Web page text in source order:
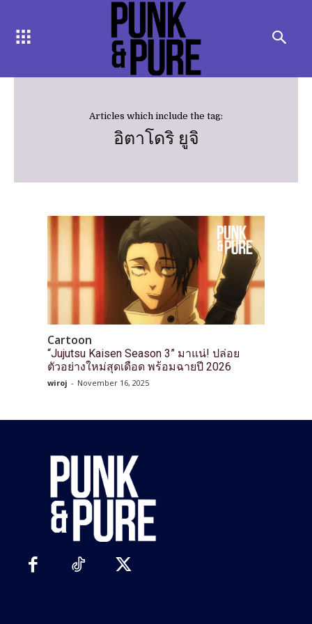
Articles which include the tag:
อิตาโดริ ยูจิ
Cartoon
“Jujutsu Kaisen Season 3” มาแน่! ปล่อย
ตัวอย่างใหม่สุดเดือด พร้อมฉายปี 2026
wiroj - November 16, 2025